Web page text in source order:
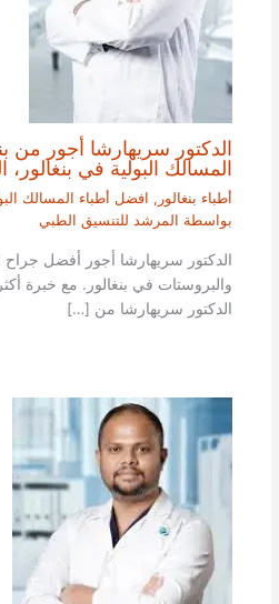
الدكتور سريهارشا أجور من
المسالك البولية في بنغالور،
أطباء بنغالور , افضل أطباء المسالك
بواسطة المرشد للتنسيق الطبي
الدكتور سريهارشا أجور أفضل جراح
الدكتور سريهارشا من […]